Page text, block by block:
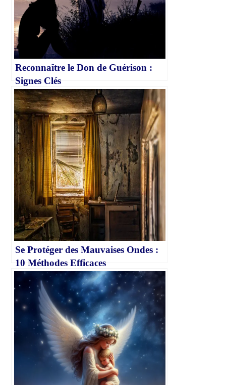
Reconnaître le Don de Guérison :
Signes Clés
Se Protéger des Mauvaises Ondes :
10 Méthodes Efficaces